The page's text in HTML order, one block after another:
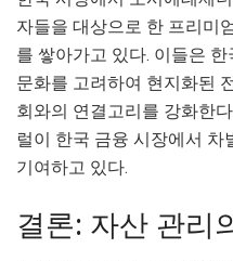
자들을 대상으로 한 프리미
를 쌓아가고 있다. 이들은
문화를 고려하여 현지화된
회와의 연결고리를 강화한
럴이 한국 금융 시장에서 차
기여하고 있다.
결론: 자산 관리